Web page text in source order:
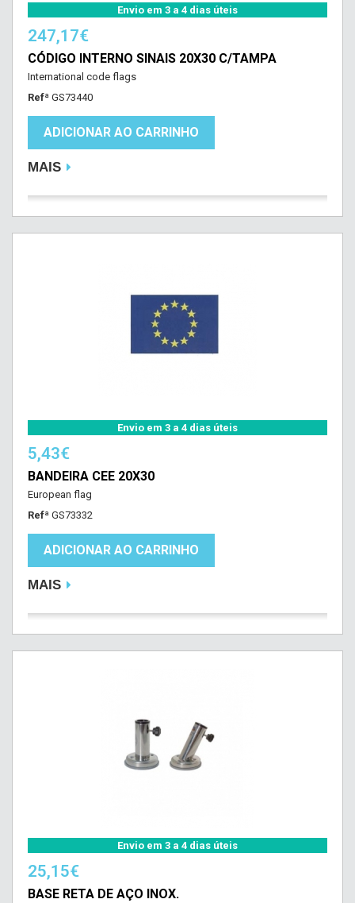
Envio em 3 a 4 dias úteis
247,17€
CÓDIGO INTERNO SINAIS 20X30 C/TAMPA
International code flags
Refª GS73440
ADICIONAR AO CARRINHO
MAIS
Envio em 3 a 4 dias úteis
5,43€
BANDEIRA CEE 20X30
European flag
Refª GS73332
ADICIONAR AO CARRINHO
MAIS
Envio em 3 a 4 dias úteis
25,15€
BASE RETA DE AÇO INOX.